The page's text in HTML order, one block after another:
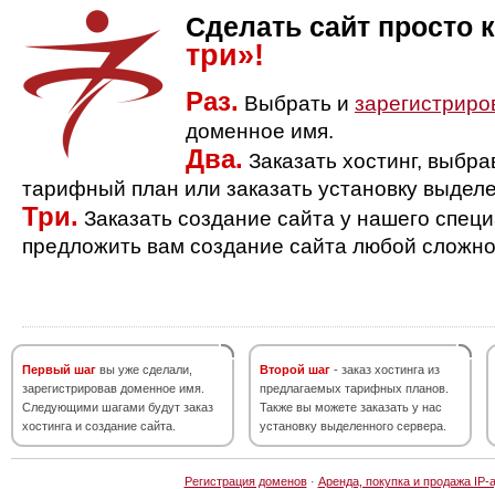
Сделать сайт просто
три»!
Раз. Выбрать и
доменное имя.
Два. Заказать хостинг,
тарифный план или заказать установку
Три. Заказать создание сайта у нашего
предложить вам создание сайта любой
Первый шаг вы уже сделали,
зарегистрировав доменное имя.
Следующими шагами будут заказ
хостинга и создание сайта.
Второй шаг - заказ хостинга из
предлагаемых тарифных планов.
Также вы можете заказать у нас
установку выделенного сервера.
Регистрация доменов· Аренда, покупка и продажа IP-